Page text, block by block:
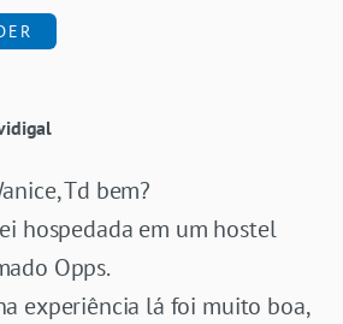
Td bem?
hospedada em um hostel
Opps.
experiência lá foi muito boa,